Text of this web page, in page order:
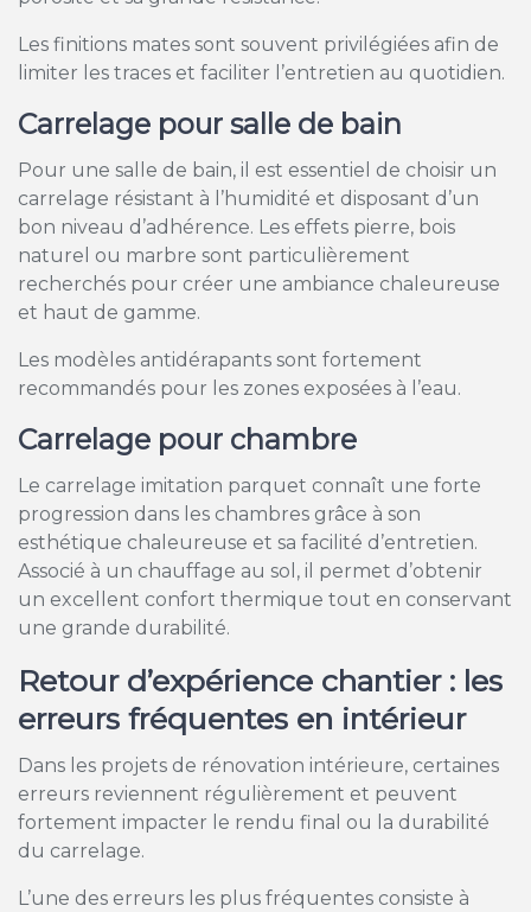
Les finitions mates sont souvent privilégiées afin de
limiter les traces et faciliter l’entretien au quotidien.
Carrelage pour salle de bain
Pour une salle de bain, il est essentiel de choisir un
carrelage résistant à l’humidité et disposant d’un
bon niveau d’adhérence. Les effets pierre, bois
naturel ou marbre sont particulièrement
recherchés pour créer une ambiance chaleureuse
et haut de gamme.
Les modèles antidérapants sont fortement
recommandés pour les zones exposées à l’eau.
Carrelage pour chambre
Le carrelage imitation parquet connaît une forte
progression dans les chambres grâce à son
esthétique chaleureuse et sa facilité d’entretien.
Associé à un chauffage au sol, il permet d’obtenir
un excellent confort thermique tout en conservant
une grande durabilité.
Retour d’expérience chantier : les
erreurs fréquentes en intérieur
Dans les projets de rénovation intérieure, certaines
erreurs reviennent régulièrement et peuvent
fortement impacter le rendu final ou la durabilité
du carrelage.
L’une des erreurs les plus fréquentes consiste à